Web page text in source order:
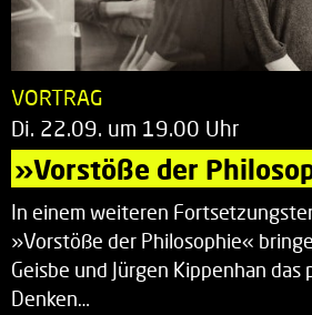
VORTRAG
Di. 22.09. um 19.00 Uhr
»Vorstöße der
In einem weiteren
»Vorstöße der Philosophie«
Geisbe und Jürgen Kippenhan das
Denken…